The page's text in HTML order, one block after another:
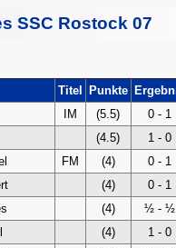
SSC Rostock 07
Titel Punkte
IM (5.5)
0 - 1
(4.5)
1 - 0
FM (4)
0 - 1
(4)
0 - 1
(4)
½ - ½
(4)
1 - 0